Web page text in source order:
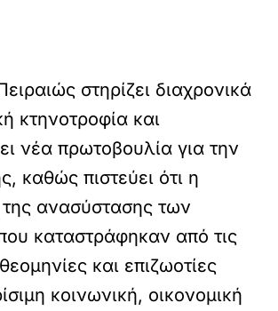
στηρίζει διαχρονικά
κτηνοτροφία και
νέα πρωτοβουλία για την
καθώς πιστεύει ότι η
της ανασύστασης των
καταστράφηκαν από τις
και επιζωοτίες
κοινωνική, οικονομική